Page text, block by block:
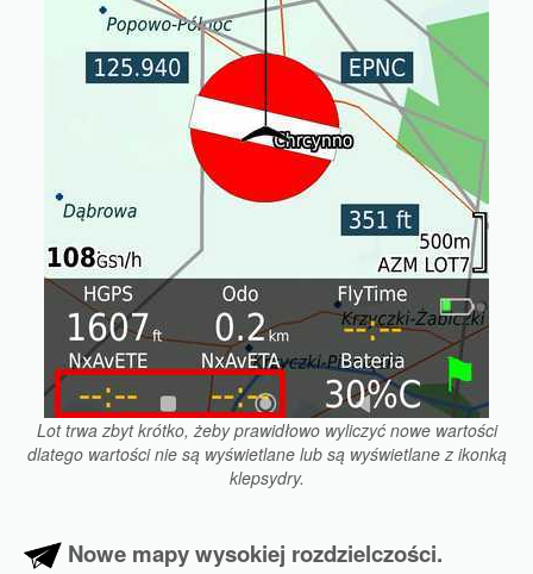
Lot trwa zbyt krótko, żeby prawidłowo wyliczyć nowe wartości
dlatego wartości nie są wyświetlane lub są wyświetlane z ikonką
klepsydry.
Nowe mapy wysokiej rozdzielczości.